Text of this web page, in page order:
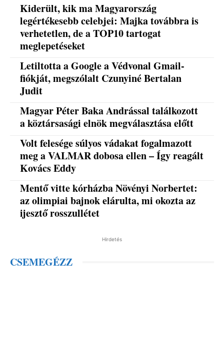
Kiderült, kik ma Magyarország
legértékesebb celebjei: Majka továbbra is
verhetetlen, de a TOP10 tartogat
meglepetéseket
Letiltotta a Google a Védvonal Gmail-
fiókját, megszólalt Czunyiné Bertalan
Judit
Magyar Péter Baka Andrással találkozott
a köztársasági elnök megválasztása előtt
Volt felesége súlyos vádakat fogalmazott
meg a VALMAR dobosa ellen – Így reagált
Kovács Eddy
Mentő vitte kórházba Növényi Norbertet:
az olimpiai bajnok elárulta, mi okozta az
ijesztő rosszullétet
Hirdetés
CSEMEGÉZZ